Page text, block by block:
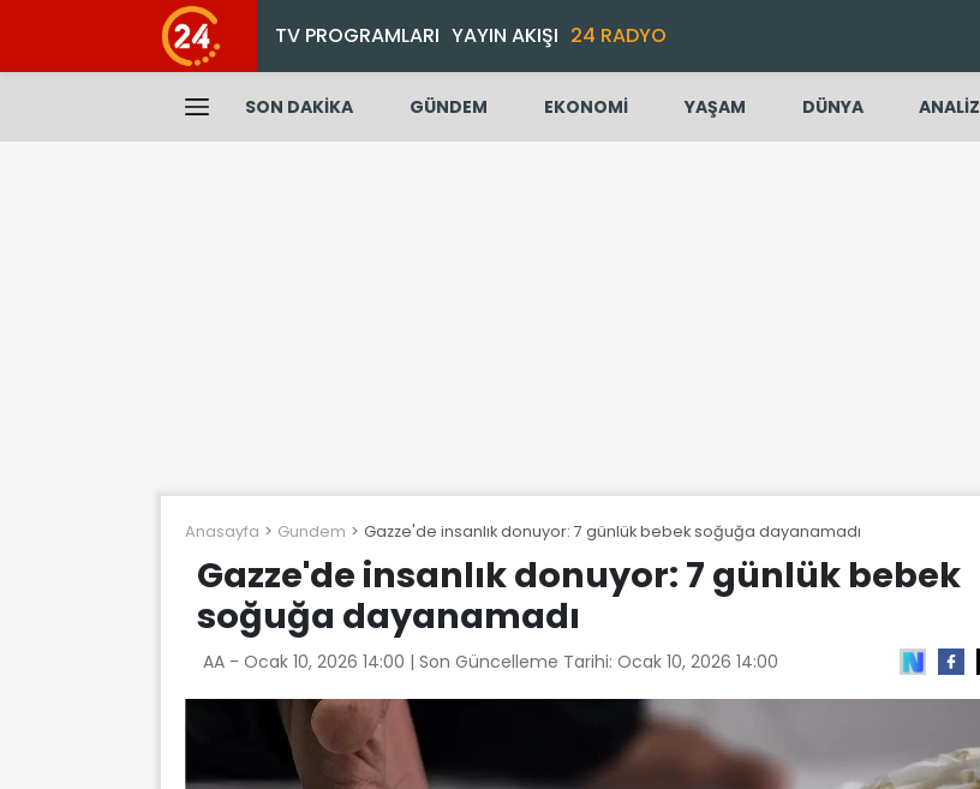
TV PROGRAMLARI YAYIN AKIŞI 24 RADYO
SON DAKİKA GÜNDEM EKONOMİ YAŞAM DÜNYA ANALİZ
Anasayfa Gundem Gazze'de insanlık donuyor: 7 günlük bebek soğuğa dayanamadı
Gazze'de insanlık donuyor: 7 günlük bebek
soğuğa dayanamadı
AA - Ocak 10, 2026 14:00 | Son Güncelleme Tarihi: Ocak 10, 2026 14:00